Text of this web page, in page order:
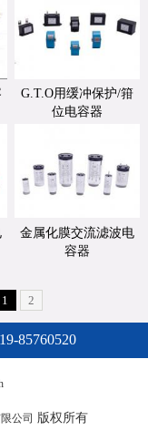
G.T.O用缓冲保护/箝
位电容器
金属化膜交流滤波电
容器
1 2
85760520
公司 版权所有